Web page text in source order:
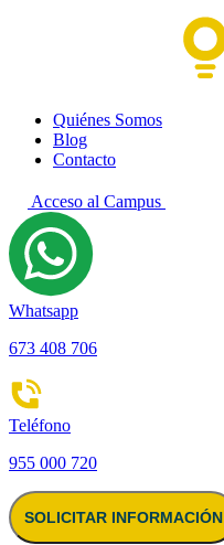
Quiénes Somos
Blog
Contacto
Acceso al Campus
Whatsapp
673 408 706
Teléfono
955 000 720
SOLICITAR INFORMACIÓN